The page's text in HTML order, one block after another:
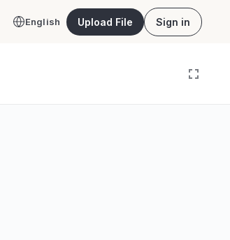
English Upload File Sign in